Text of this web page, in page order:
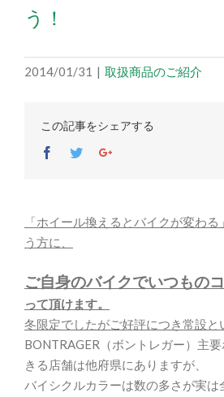
う！
2014/01/31 | 取扱商品のご紹介
この記事をシェアする
Facebook
TwitterGoogle+
「ホイール換えるとバイクが変わ
う方に、
ご自身のバイクでいつもの
って頂けます。
冬限定でしたがご好評につき常設と
BONTRAGER（ボントレガー）主
きる店舗は他府県にありますが、
バイシクルカラーは数の多さが実は